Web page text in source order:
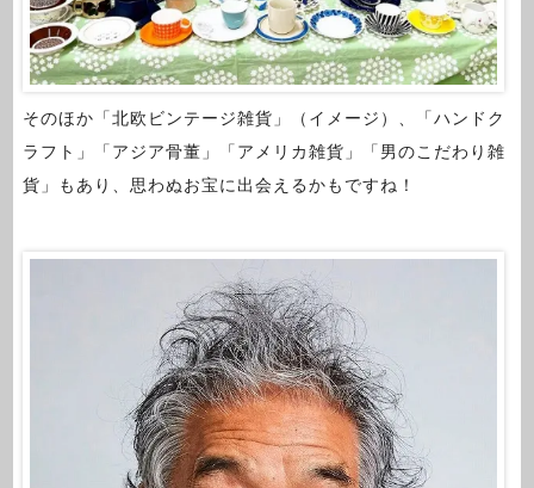
そのほか「北欧ビンテージ雑貨」（イメージ）、「ハンドク
ラフト」「アジア骨董」「アメリカ雑貨」「男のこだわり雑
貨」もあり、思わぬお宝に出会えるかもですね！